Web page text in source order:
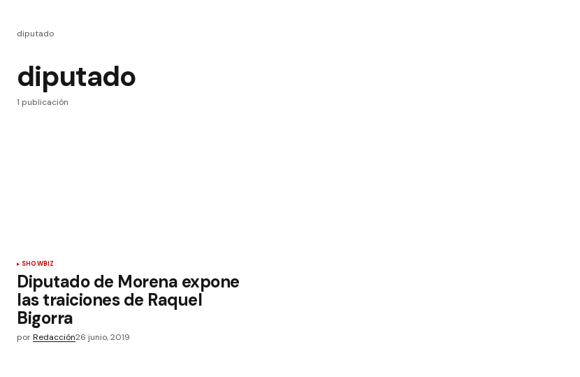
diputado
diputado
1 publicación
SHOWBIZ
Diputado de Morena expone
las traiciones de Raquel
Bigorra
porRedacción26 junio, 2019